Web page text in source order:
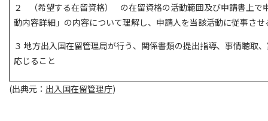
２ （希望する在留資格） の在留資格の活動範囲及び申請書上で
動内容詳細」の内容について理解し、申請人を当該活動に従事させ
３ 地方出入国在留管理局が行う、関係書類の提出指導、事情聴取
応じること
(出典元： 出入国在留管理庁)